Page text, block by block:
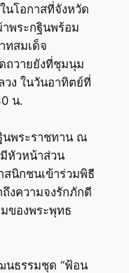
นโอกาสที่จังหวัด
พระกฐินพร้อม
ทสมเด็จ
ถวายยังที่ชุมนุม
ง ในวันอาทิตย์ที่
น.
นพระราชทาน ณ
หัวหน้าส่วน
สนิกชนเข้าร่วมพิธี
งความจงรักภักดี
ของพระพุทธ
นธรรมชุด “ฟ้อน